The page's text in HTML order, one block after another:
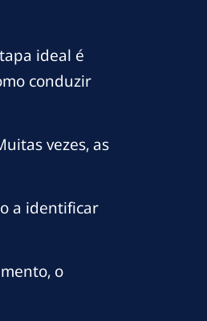
ideal é
conduzir
vezes, as
a identificar
o